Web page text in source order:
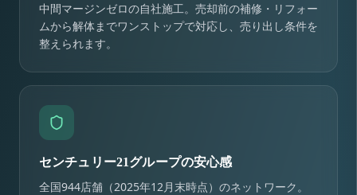
中間マージンゼロの自社施工。売却前の補修・リフォー
ムから解体までワンストップで対応し、売り出し条件を
整えられます。
センチュリー21グループの安心感
全国944店舗（2025年12月末時点）のネットワーク。